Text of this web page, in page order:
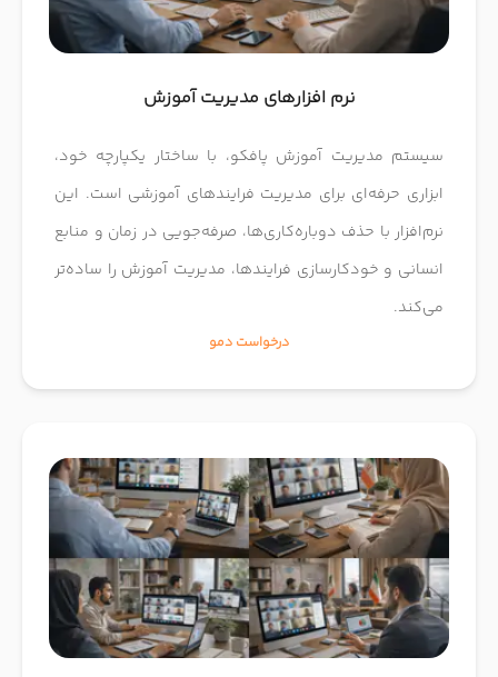
نرم افزارهای مدیریت آموزش
سیستم مدیریت آموزش پافکو، با ساختار یکپارچه خود،
ابزاری حرفه‌ای برای مدیریت فرایندهای آموزشی است. این
نرم‌افزار با حذف دوباره‌کاری‌ها، صرفه‌جویی در زمان و منابع
انسانی و خودکارسازی فرایندها، مدیریت آموزش را ساده‌تر
می‌کند.
درخواست دمو